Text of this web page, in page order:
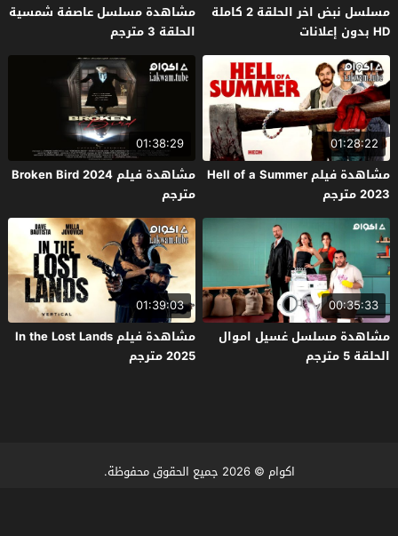
مسلسل نبض اخر الحلقة 2 كاملة
HD بدون إعلانات
مشاهدة مسلسل عاصفة شمسية
الحلقة 3 مترجم
01:28:22
مشاهدة فيلم Hell of a Summer
2023 مترجم
01:38:29
مشاهدة فيلم Broken Bird 2024
مترجم
00:35:33
مشاهدة مسلسل غسيل اموال
الحلقة 5 مترجم
01:39:03
مشاهدة فيلم In the Lost Lands
2025 مترجم
اكوام © 2026 جميع الحقوق محفوظة.